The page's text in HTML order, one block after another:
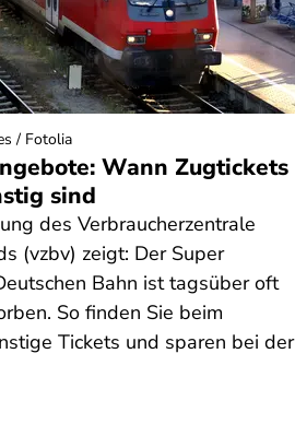
Wann Zugtickets
sind
des Verbraucherzentrale
(vzbv) zeigt: Der Super
Bahn ist tagsüber oft
So finden Sie beim
Tickets und sparen bei der
/ Fotolia